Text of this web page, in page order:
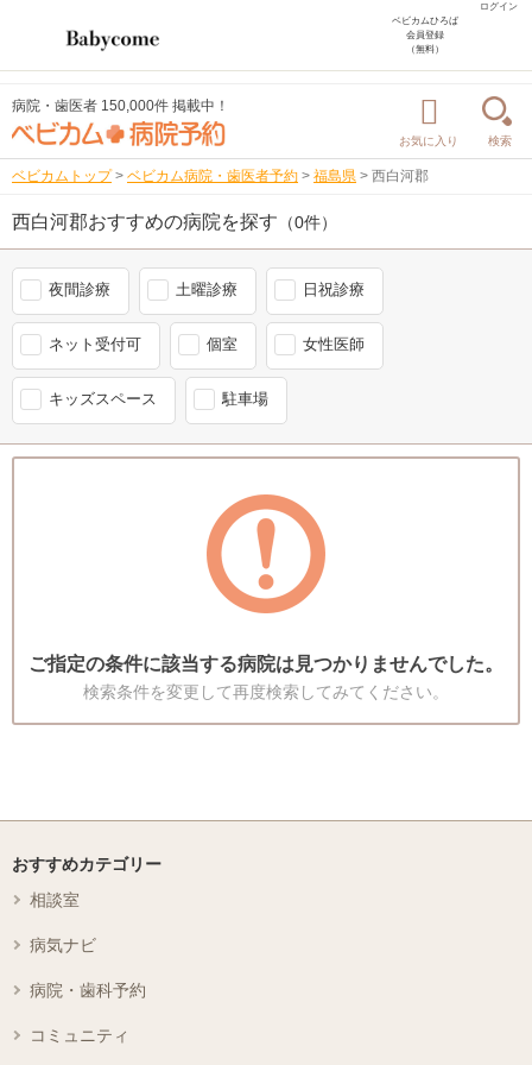
ログイン
ベビカムひろば
会員登録
（無料）
病院・歯医者 150,000件 掲載中！
お気に入り 検索
ベビカムトップ > ベビカム病院・歯医者予約 > 福島県 > 西白河郡
西白河郡おすすめの病院を探す （0件）
夜間診療 土曜診療 日祝診療
ネット受付可 個室 女性医師
キッズスペース 駐車場
ご指定の条件に該当する病院は見つかりませんでした。
検索条件を変更して再度検索してみてください。
おすすめカテゴリー
相談室
病気ナビ
病院・歯科予約
コミュニティ